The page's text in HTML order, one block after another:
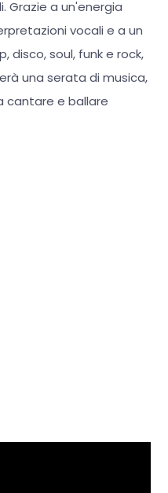
Grazie a un'energia
vocali e a un
disco, soul, funk e rock,
una serata di musica,
cantare e ballare